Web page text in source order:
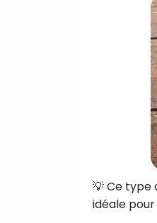
💡 Ce type
idéale